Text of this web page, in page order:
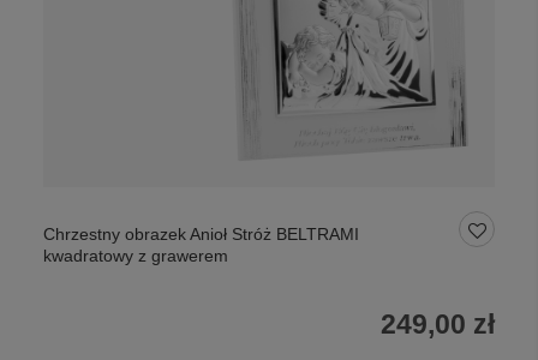
Chrzestny obrazek Anioł Stróż BELTRAMI
kwadratowy z grawerem
249,00 zł